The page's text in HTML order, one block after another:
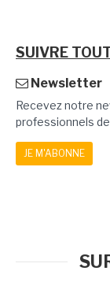
SUIVRE
Newsletter
Recevez notre
professionnels de
JE M'ABONNE